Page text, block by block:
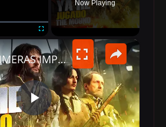
FULLSCREEN
Now Playing
×
P
Mis PRIMERAS IMPRESIONES de The Mound: Omen of Cthulhu